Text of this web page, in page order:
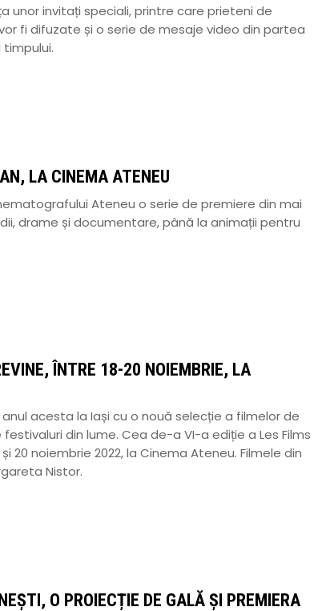
unor invitați speciali, printre care prieteni de
fi difuzate și o serie de mesaje video din partea
LA CINEMA ATENEU
Ateneu o serie de premiere din mai
drame și documentare, până la animații pentru
ÎNTRE 18-20 NOIEMBRIE, LA
anul acesta la Iași cu o nouă selecție a filmelor de
din lume. Cea de-a VI-a ediție a Les Films
20 noiembrie 2022, la Cinema Ateneu. Filmele din
Nistor.
O PROIECȚIE DE GALĂ ȘI PREMIERA